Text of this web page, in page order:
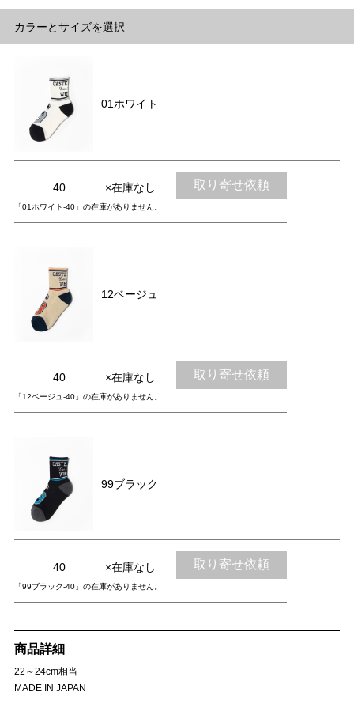
カラーとサイズを選択
01ホワイト
40 ×在庫なし 取り寄せ依頼
「01ホワイト-40」の在庫がありません。
12ベージュ
40 ×在庫なし 取り寄せ依頼
「12ベージュ-40」の在庫がありません。
99ブラック
40 ×在庫なし 取り寄せ依頼
「99ブラック-40」の在庫がありません。
商品詳細
22～24cm相当
MADE IN JAPAN